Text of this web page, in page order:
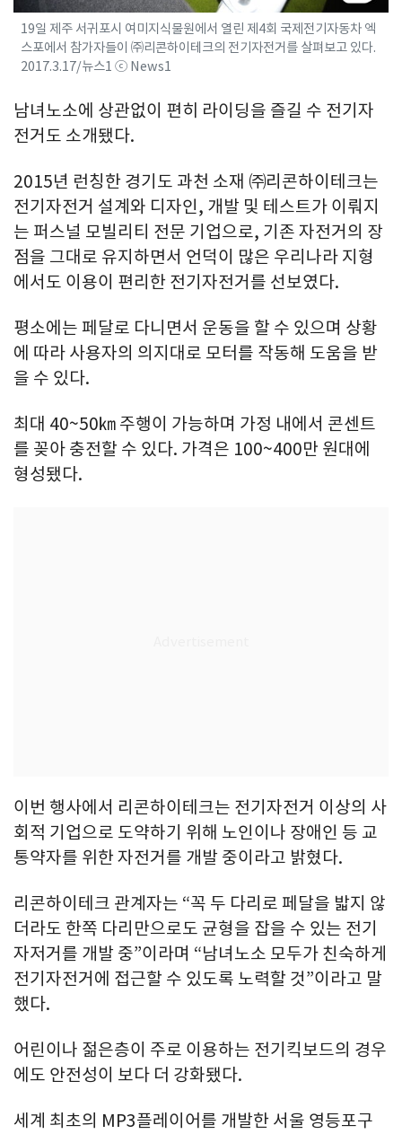
19일 제주 서귀포시 여미지식물원에서 열린 제4회 국제전기자동차 엑
스포에서 참가자들이 ㈜리콘하이테크의 전기자전거를 살펴보고 있다.
2017.3.17/뉴스1 ⓒ News1
남녀노소에 상관없이 편히 라이딩을 즐길 수 전기자
전거도 소개됐다.
2015년 런칭한 경기도 과천 소재 ㈜리콘하이테크는
전기자전거 설계와 디자인, 개발 및 테스트가 이뤄지
는 퍼스널 모빌리티 전문 기업으로, 기존 자전거의 장
점을 그대로 유지하면서 언덕이 많은 우리나라 지형
에서도 이용이 편리한 전기자전거를 선보였다.
평소에는 페달로 다니면서 운동을 할 수 있으며 상황
에 따라 사용자의 의지대로 모터를 작동해 도움을 받
을 수 있다.
최대 40~50㎞ 주행이 가능하며 가정 내에서 콘센트
를 꽂아 충전할 수 있다. 가격은 100~400만 원대에
형성됐다.
이번 행사에서 리콘하이테크는 전기자전거 이상의 사
회적 기업으로 도약하기 위해 노인이나 장애인 등 교
통약자를 위한 자전거를 개발 중이라고 밝혔다.
리콘하이테크 관계자는 “꼭 두 다리로 페달을 밟지 않
더라도 한쪽 다리만으로도 균형을 잡을 수 있는 전기
자저거를 개발 중”이라며 “남녀노소 모두가 친숙하게
전기자전거에 접근할 수 있도록 노력할 것”이라고 말
했다.
어린이나 젊은층이 주로 이용하는 전기킥보드의 경우
에도 안전성이 보다 더 강화됐다.
세계 최초의 MP3플레이어를 개발한 서울 영등포구